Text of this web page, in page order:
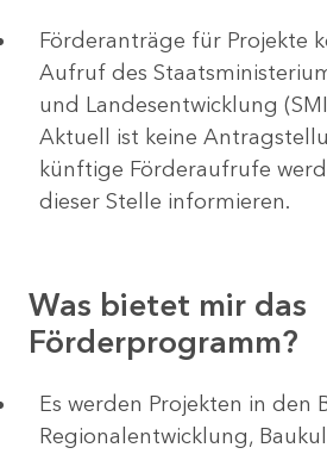
Förderanträge für Projekte
Aufruf des
und Landesentwicklung
Aktuell ist keine
künftige Förderaufrufe
dieser Stelle informieren.
Was bietet mir das
Förderprogramm?
Es werden Projekten in den
Regionalentwicklung,